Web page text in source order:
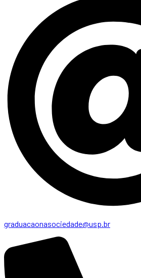
graduacaonasociedade@usp.br